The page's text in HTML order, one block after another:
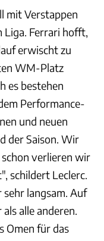
mit Verstappen
Liga. Ferrari hofft,
erwischt zu
WM-Platz
es bestehen
Performance-
und neuen
der Saison. Wir
verlieren wir
schildert Leclerc.
langsam. Auf
alle anderen.
Omen für das